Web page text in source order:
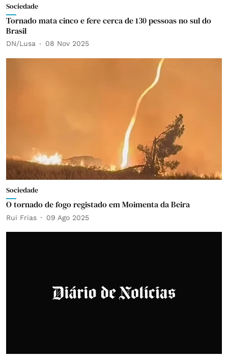
Sociedade
Tornado mata cinco e fere cerca de 130 pessoas no sul do
Brasil
DN/Lusa 08 Nov 2025
Sociedade
O tornado de fogo registado em Moimenta da Beira
Rui Frias 09 Ago 2025